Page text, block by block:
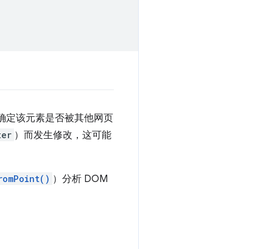
定该元素是否被其他网页
）而发生修改，这可能
）分析 DOM